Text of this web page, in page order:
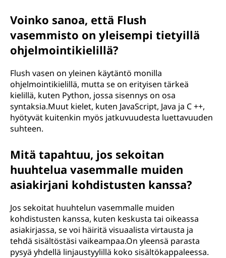
Voinko sanoa, että Flush
vasemmisto on yleisempi tietyillä
ohjelmointikielillä?
Flush vasen on yleinen käytäntö monilla
ohjelmointikielillä, mutta se on erityisen tärkeä
kielillä, kuten Python, jossa sisennys on osa
syntaksia.Muut kielet, kuten JavaScript, Java ja C ++,
hyötyvät kuitenkin myös jatkuvuudesta luettavuuden
suhteen.
Mitä tapahtuu, jos sekoitan
huuhtelua vasemmalle muiden
asiakirjani kohdistusten kanssa?
Jos sekoitat huuhtelun vasemmalle muiden
kohdistusten kanssa, kuten keskusta tai oikeassa
asiakirjassa, se voi häiritä visuaalista virtausta ja
tehdä sisältöstäsi vaikeampaa.On yleensä parasta
pysyä yhdellä linjaustyylillä koko sisältökappaleessa.